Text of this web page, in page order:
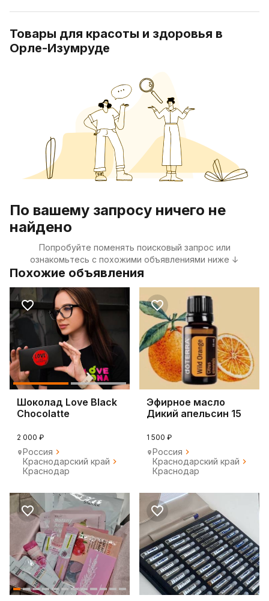
Товары для красоты и здоровья в
Орле-Изумруде
По вашему запросу ничего не
найдено
Попробуйте поменять поисковый запрос или
ознакомьтесь с похожими объявлениями ниже ↓
Похожие объявления
Шоколад Love Black
Chocolatte
2 000 ₽
Россия
Краснодарский край
Краснодар
Эфирное масло
Дикий апельсин 15
1 500 ₽
Россия
Краснодарский край
Краснодар